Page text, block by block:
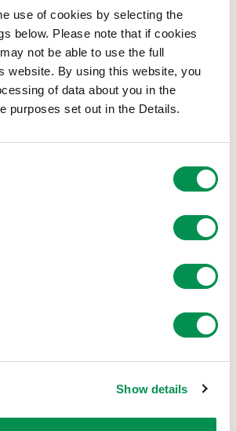
use of cookies by selecting the
below. Please note that if cookies
not be able to use the full
website. By using this website, you
of data about you in the
purposes set out in the Details.
Show details
gallu'r Comisiwn i ymdrin â
Gwybodaeth yn effeithiol.
effeithiolrwydd trefniadau
y Comisiwn.
trefniadau'r Comisiwn ar gyfer
fewnol a llywodraethu
i'r Comisiwn ar ddigonolrwydd
datganiadau sicrwydd y Comisiwn,
Datganiad Llywodraethu Blynyddol i
unrhyw weithgareddau datblygu sydd
trefniadau llywodraethu